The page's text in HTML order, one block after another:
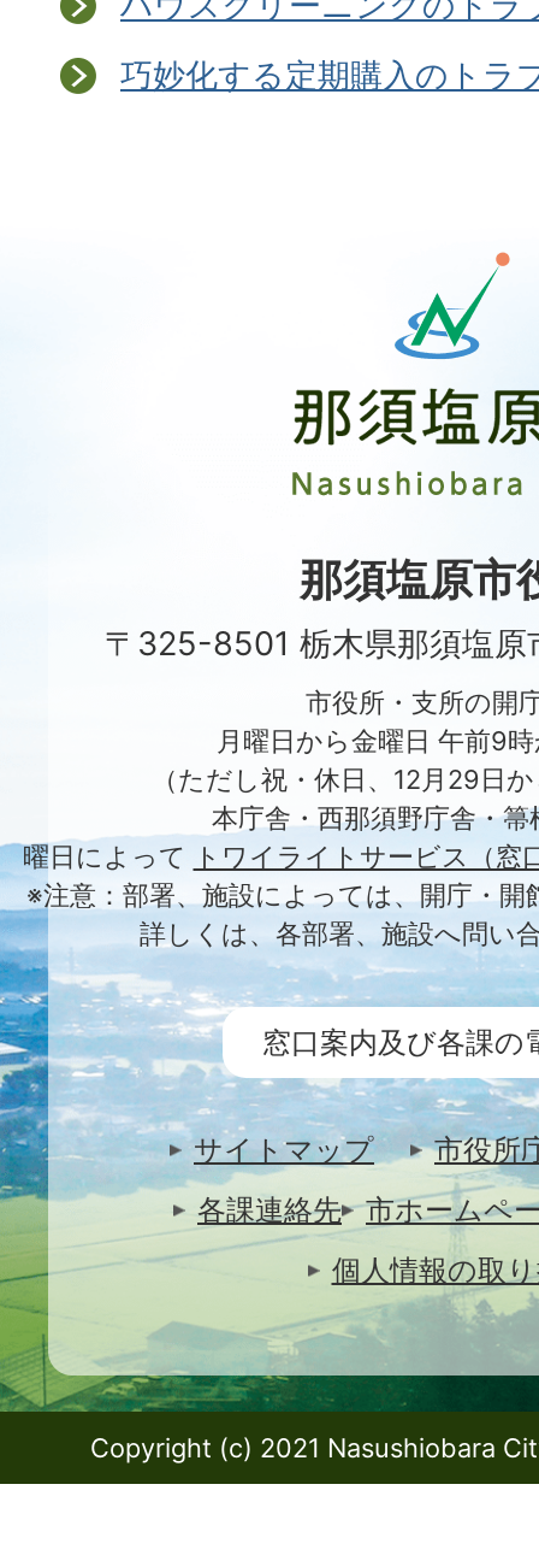
巧妙化する定期購入のトラ
原
市
City
那須塩原市
〒325-8501 栃木県那須塩原
市役所・支所の開
月曜日から金曜日 午前9
（ただし祝・休日、12月29日
本庁舎・西那須野庁舎・
曜日によって
トワイライトサービス（窓
※注意：部署、施設によっては、開庁・
詳しくは、各部署、施設へ問い
窓口案内及び各課の
サイトマップ
市役所
各課連絡先
市ホームペ
個人情報の取
Copyright (c) 2021 Nasushiobara